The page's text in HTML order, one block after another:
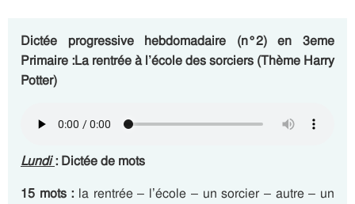
Dictée progressive hebdomadaire (n°2) en 3eme
Primaire :La rentrée à l’école des sorciers (Thème Harry
Potter)
Lundi: Dictée de mots
15 mots : la rentrée – l’école – un sorcier – autre – un